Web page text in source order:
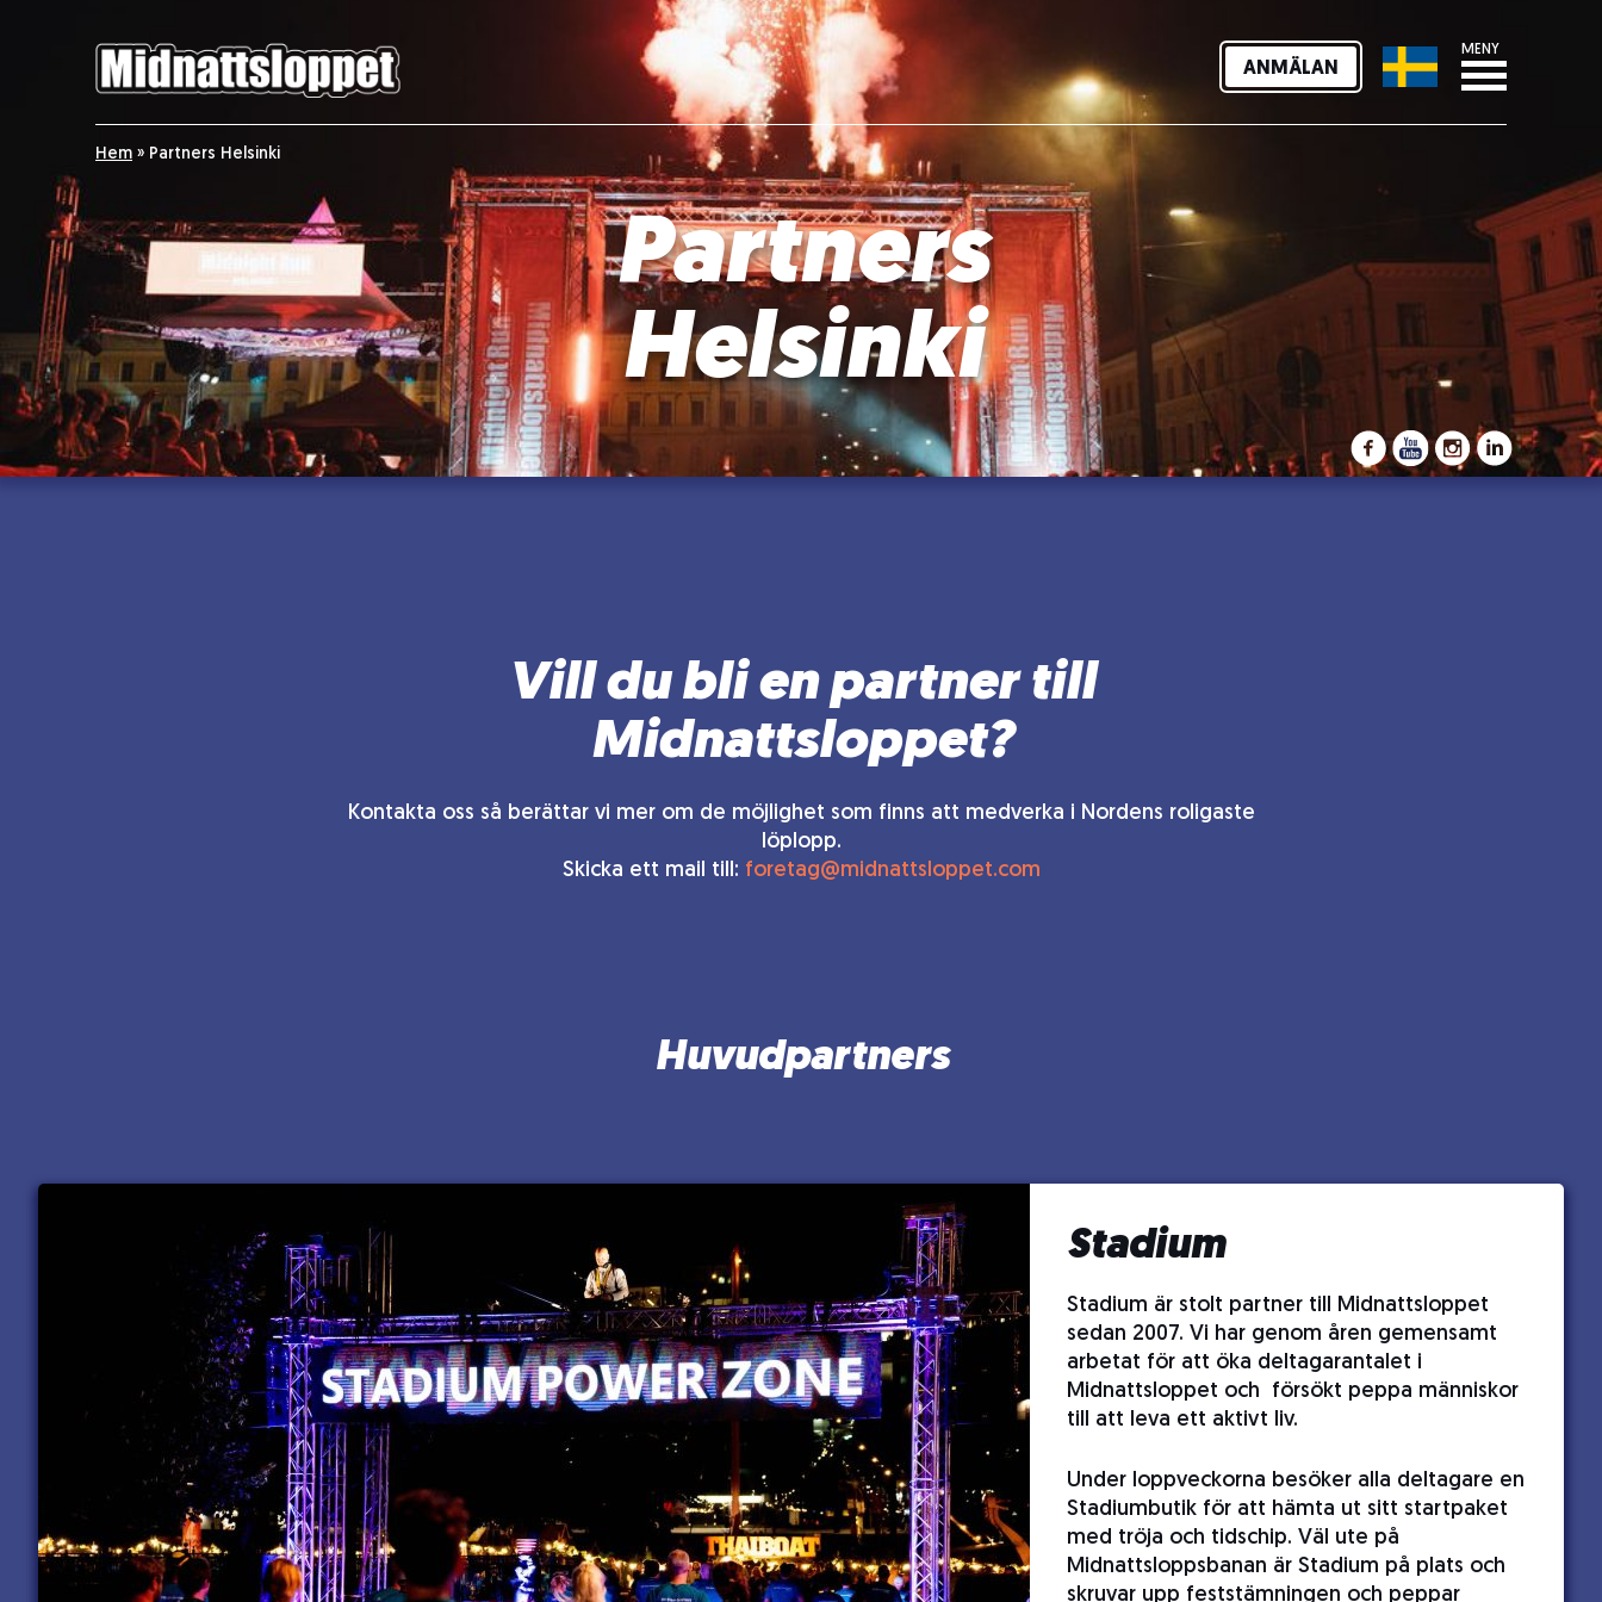
MENY
ANMÄLAN
Hem » Partners Helsinki
Partners
Helsinki
Vill du bli en partner till
Midnattsloppet?
Kontakta oss så berättar vi mer om de möjlighet som finns att medverka i Nordens roligaste
löplopp.
Skicka ett mail till: foretag@midnattsloppet.com
Huvudpartners
Stadium
Stadium är stolt partner till Midnattsloppet
sedan 2007. Vi har genom åren gemensamt
arbetat för att öka deltagarantalet i
Midnattsloppet och försökt peppa människor
till att leva ett aktivt liv.
Under loppveckorna besöker alla deltagare en
Stadiumbutik för att hämta ut sitt startpaket
med tröja och tidschip. Väl ute på
Midnattsloppsbanan är Stadium på plats och
skruvar upp feststämningen och peppar